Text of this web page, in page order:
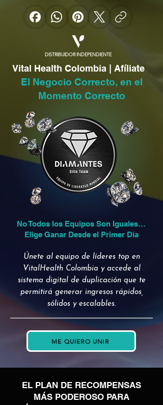
DISTRIBUIDOR INDEPENDIENTE
Vital Health Colombia | Afíliate
El Negocio Correcto, en el
Momento Correcto
No Todos los Equipos Son Iguales…
Elige Ganar Desde el Primer Día
Únete al equipo de líderes top en
VitalHealth Colombia y accede al
sistema digital de duplicación que te
permitirá generar ingresos rápidos,
sólidos y escalables.
ME QUIERO UNIR
EL PLAN DE RECOMPENSAS
MÁS PODEROSO PARA